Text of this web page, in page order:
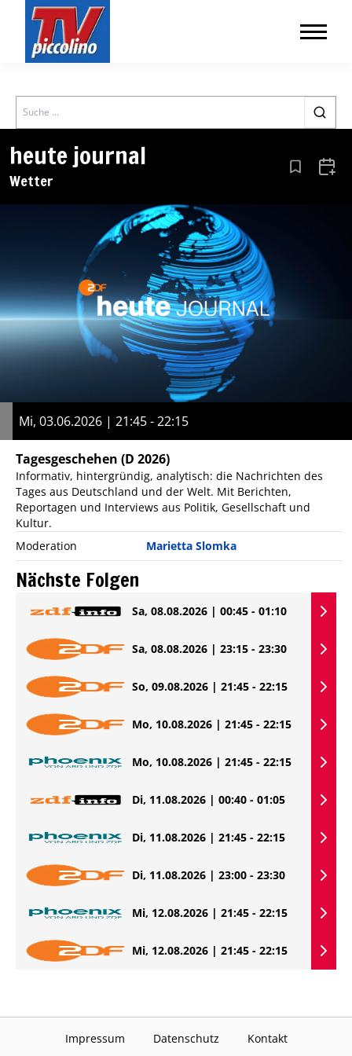
Search
heute journal
Wetter Aus den
Mi, 03.06.2026 | 21:45 - 22:15
Tagesgeschehen (D 2026)
Informativ, hintergründig, analytisch: die Nachrichten des
Tages aus Deutschland und der Welt. Mit Berichten,
Reportagen und Interviews aus Politik, Gesellschaft und
Kultur.
Moderation
Marietta Slomka
Nächste Folgen
Sa, 08.08.2026 | 00:45 - 01:10
Sa, 08.08.2026 | 23:15 - 23:30
So, 09.08.2026 | 21:45 - 22:15
Mo, 10.08.2026 | 21:45 - 22:15
Mo, 10.08.2026 | 21:45 - 22:15
Di, 11.08.2026 | 00:40 - 01:05
Di, 11.08.2026 | 21:45 - 22:15
Di, 11.08.2026 | 23:00 - 23:30
Mi, 12.08.2026 | 21:45 - 22:15
Mi, 12.08.2026 | 21:45 - 22:15
Impressum Datenschutz Kontakt